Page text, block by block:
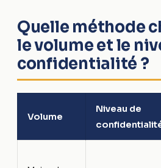
Quelle méthode
le volume et le
confidentialité ?
Volume
Niveau de